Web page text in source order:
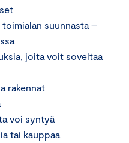
suunnasta –
joita voit soveltaa
rakennat
voi syntyä
tai kauppaa